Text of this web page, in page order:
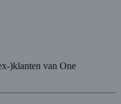
)klanten van One